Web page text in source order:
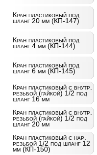
Кран пластиковый под
шланг 20 мм (КП-147)
Кран пластиковый под
шланг 4 мм (КП-144)
Кран пластиковый под
шланг 6 мм (КП-145)
Кран пластиковый с внутр.
резьбой (гайкой) 1/2 под
шланг 16 мм
Кран пластиковый с внутр.
резьбой (гайкой) 1/2 под
шланг 20 мм
Кран пластиковый с нар.
резьбой 1/2 под шланг 12
мм (КП-150)